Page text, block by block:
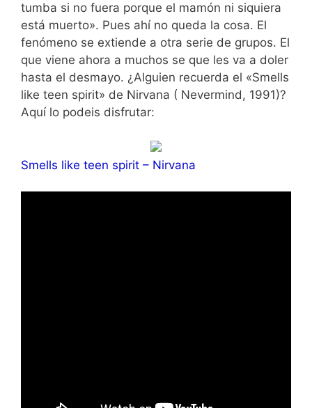
tumba si no fuera porque el mamón ni siquiera
está muerto». Pues ahí no queda la cosa. El
fenómeno se extiende a otra serie de grupos. El
que viene ahora a muchos se que les va a doler
hasta el desmayo. ¿Alguien recuerda el «Smells
like teen spirit» de Nirvana ( Nevermind, 1991)?
Aquí lo podeis disfrutar:
Smells like teen spirit – Nirvana